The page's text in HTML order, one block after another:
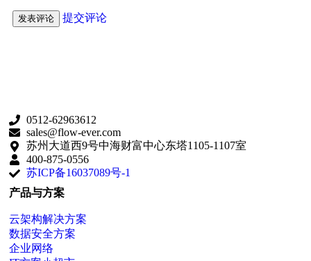
提交评论
0512-62963612
sales@flow-ever.com
苏州大道西9号中海财富中心东塔1105-1107室
400-875-0556
苏ICP备16037089号-1
产品与方案
云架构解决方案
数据安全方案
企业网络